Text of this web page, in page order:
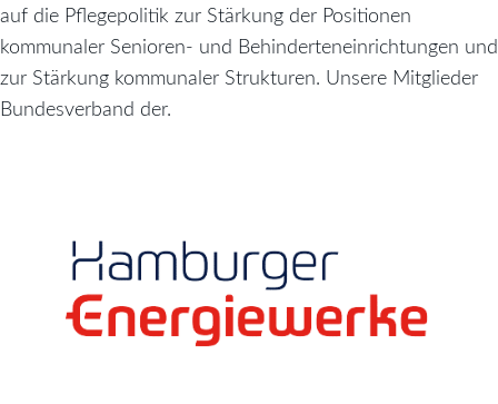
auf die Pflegepolitik zur Stärkung der Positionen
kommunaler Senioren- und Behinderteneinrichtungen und
zur Stärkung kommunaler Strukturen. Unsere Mitglieder
Bundesverband der.